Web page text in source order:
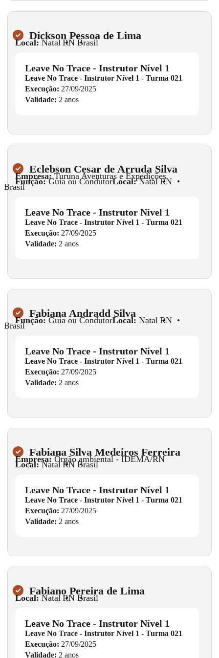
Dickson Pessoa de Lima
Local: Natal •
RN •
Brasil
Leave No Trace - Instrutor Nível 1
Leave No Trace - Instrutor Nível 1 - Turma 021
Execução: 27/09/2025
Validade: 2 anos
Eclebson Cesar de Arruda Silva
Empresa: Turuna Aventuras e Expedições
Função: Guia ou CondutorLocal:Natal•
RN •
Brasil
Leave No Trace - Instrutor Nível 1
Leave No Trace - Instrutor Nível 1 - Turma 021
Execução: 27/09/2025
Validade: 2 anos
Fabiana Andradd Silva
Função: Guia ou CondutorLocal: Natal •
RN •
Brasil
Leave No Trace - Instrutor Nível 1
Leave No Trace - Instrutor Nível 1 - Turma 021
Execução: 27/09/2025
Validade: 2 anos
Fabiana Silva Medeiros Ferreira
Empresa: Órgão ambiental - IDEMA/RN
Local:Natal•
RN•
Brasil
Leave No Trace - Instrutor Nível 1
Leave No Trace - Instrutor Nível 1 - Turma 021
Execução: 27/09/2025
Validade: 2 anos
Fabiano Pereira de Lima
Local: Natal •
RN •
Brasil
Leave No Trace - Instrutor Nível 1
Leave No Trace - Instrutor Nível 1 - Turma 021
Execução: 27/09/2025
Validade: 2 anos